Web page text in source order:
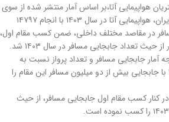
هواپیمایی آتا،بر اساس آمار منتشر شده از سوی
انجمن شرکت‌های هواپیمایی ایران، هواپیمایی آتا در سال ۱۴۰۳ با انجام ۱۴۷۹۷
و جابجایی ۲۰۳۴۴۶۵ مسافر در مقاصد مختلف داخلی، ضمن کسب مقام اول،
تعداد جابجایی مسافر در سال ۱۴۰۳ شد.
آمار جابجایی مسافر و تعداد پرواز نسبت به
سال‌های گذشته، در سال ۱۴۰۳ با جابجایی بیش از دو میلیون مسافر این مقام را
کنار کسب مقام اول جابجایی مسافر، از حیث